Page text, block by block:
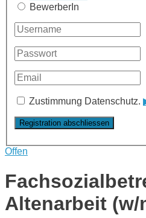
BewerberIn
Zustimmung Datenschutz.
Offen
Altenarbeit (w/